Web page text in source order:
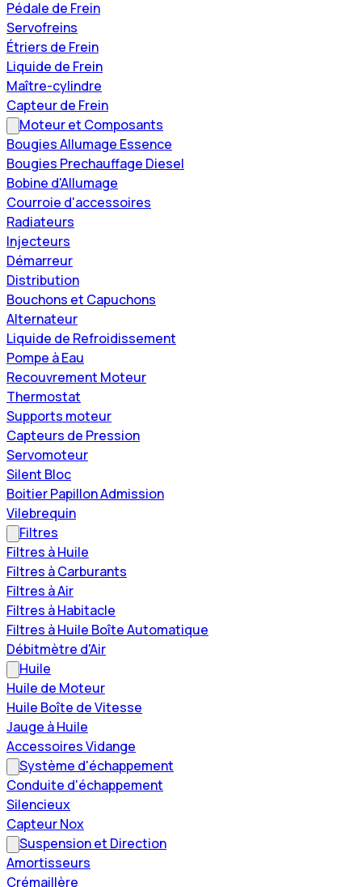
Pédale de Frein
Servofreins
Étriers de Frein
Liquide de Frein
Maître-cylindre
Capteur de Frein
Moteur et Composants
Bougies Allumage Essence
Bougies Prechauffage Diesel
Bobine d'Allumage
Courroie d'accessoires
Radiateurs
Injecteurs
Démarreur
Distribution
Bouchons et Capuchons
Alternateur
Liquide de Refroidissement
Pompe à Eau
Recouvrement Moteur
Thermostat
Supports moteur
Capteurs de Pression
Servomoteur
Silent Bloc
Boitier Papillon Admission
Vilebrequin
Filtres
Filtres à Huile
Filtres à Carburants
Filtres à Air
Filtres à Habitacle
Filtres à Huile Boîte Automatique
Débitmètre d'Air
Huile
Huile de Moteur
Huile Boîte de Vitesse
Jauge à Huile
Accessoires Vidange
Système d'échappement
Conduite d'échappement
Silencieux
Capteur Nox
Suspension et Direction
Amortisseurs
Crémaillère